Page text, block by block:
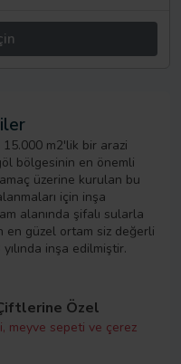
15.000 m2'lik bir arazi
bölgesinin en önemli
üzerine kurulan bu
için inşa
alanında şifalı sularla
en güzel ortam siz değerli
inşa edilmiştir.
Özel
meyve sepeti ve çerez